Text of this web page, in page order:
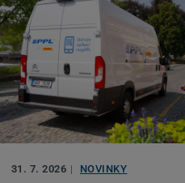
31. 7. 2026 | NOVINKY